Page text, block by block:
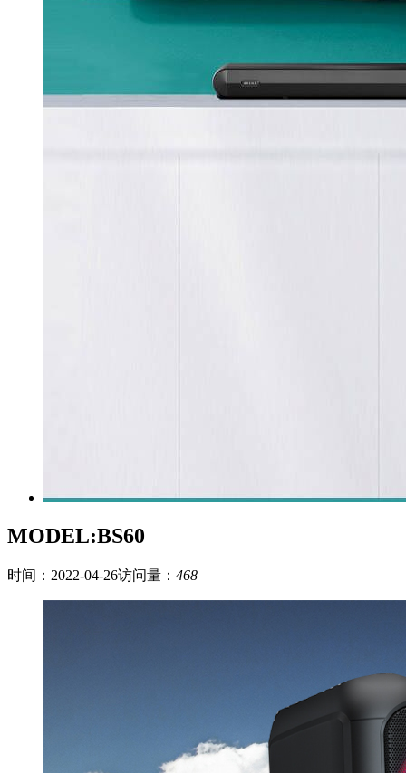
MODEL:BS60
时间：2022-04-26访问量： 468